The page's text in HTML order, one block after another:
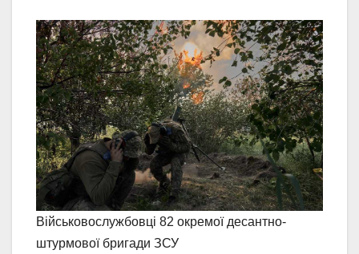
Військовослужбовці 82 окремої десантно-
штурмової бригади ЗСУ